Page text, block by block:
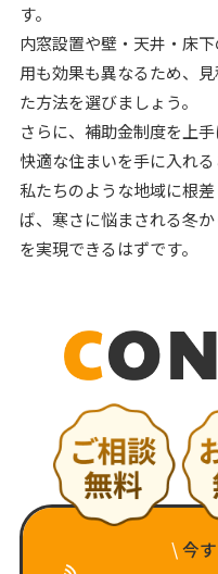
す。
内窓設置や壁・天井・床
用も効果も異なるため、
た方法を選びましょう。
さらに、補助金制度を上
快適な住まいを手に入れる
私たちのような地域に根
ば、寒さに悩まされる冬
を実現できるはずです。
\今